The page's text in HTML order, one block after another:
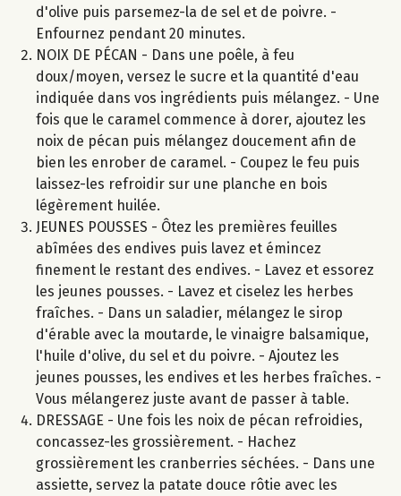
d'olive puis parsemez-la de sel et de poivre. -
Enfournez pendant 20 minutes.
NOIX DE PÉCAN - Dans une poêle, à feu
doux/moyen, versez le sucre et la quantité d'eau
indiquée dans vos ingrédients puis mélangez. - Une
fois que le caramel commence à dorer, ajoutez les
noix de pécan puis mélangez doucement afin de
bien les enrober de caramel. - Coupez le feu puis
laissez-les refroidir sur une planche en bois
légèrement huilée.
JEUNES POUSSES - Ôtez les premières feuilles
abîmées des endives puis lavez et émincez
finement le restant des endives. - Lavez et essorez
les jeunes pousses. - Lavez et ciselez les herbes
fraîches. - Dans un saladier, mélangez le sirop
d'érable avec la moutarde, le vinaigre balsamique,
l'huile d'olive, du sel et du poivre. - Ajoutez les
jeunes pousses, les endives et les herbes fraîches. -
Vous mélangerez juste avant de passer à table.
DRESSAGE - Une fois les noix de pécan refroidies,
concassez-les grossièrement. - Hachez
grossièrement les cranberries séchées. - Dans une
assiette, servez la patate douce rôtie avec les